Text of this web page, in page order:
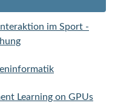
im Sport -
Learning on GPUs